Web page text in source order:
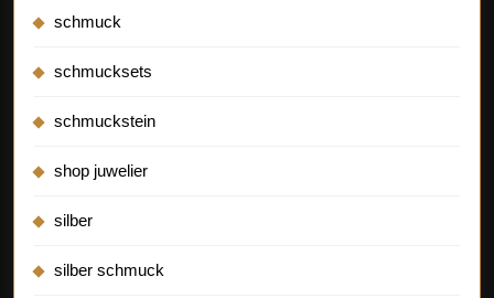
schmuck
schmucksets
schmuckstein
shop juwelier
silber
silber schmuck